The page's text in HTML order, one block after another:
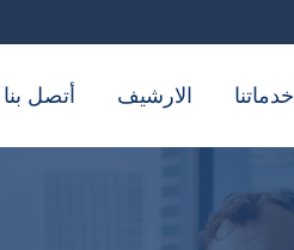
خدماتنا الارشيف أتصل بنا